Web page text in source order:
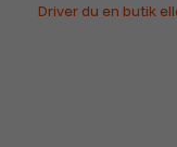
Driver du en butik